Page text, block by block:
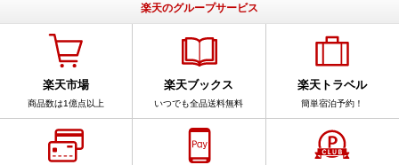
楽天のグループサービス
楽天市場
商品数は1億点以上
楽天ブックス
いつでも全品送料無料
楽天トラベル
簡単宿泊予約！